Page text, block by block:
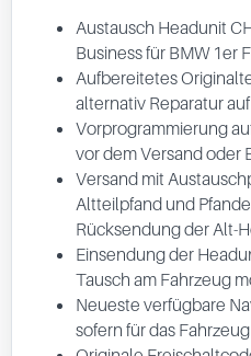
Austausch Headunit
Business für BMW 1er
Aufbereitetes
alternativ Reparatur
Vorprogrammierung
vor dem Versand oder
Versand mit
Altteilpfand und
Rücksendung der Alt-
Einsendung der
Tausch am Fahrzeug
Neueste verfügbare
sofern für das